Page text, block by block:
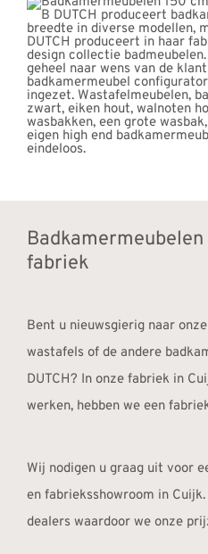
fabriek
Bent u nieuwsgierig naar
wastafels of de andere
DUTCH? In onze fabriek in
werken, hebben we een
Wij nodigen u graag uit voor
en fabrieksshowroom in
dealers waardoor we onze